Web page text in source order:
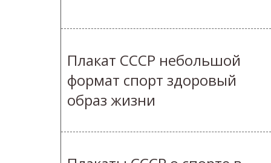
Плакат СССР небольшой
формат спорт здоровый
образ жизни